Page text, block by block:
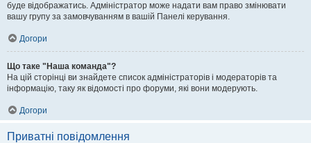
буде відображатись. Адміністратор може надати вам право змінювати
вашу групу за замовчуванням в вашій Панелі керування.
Догори
Що таке "Наша команда"?
На цій сторінці ви знайдете список адміністраторів і модераторів та
інформацію, таку як відомості про форуми, які вони модерують.
Догори
Приватні повідомлення